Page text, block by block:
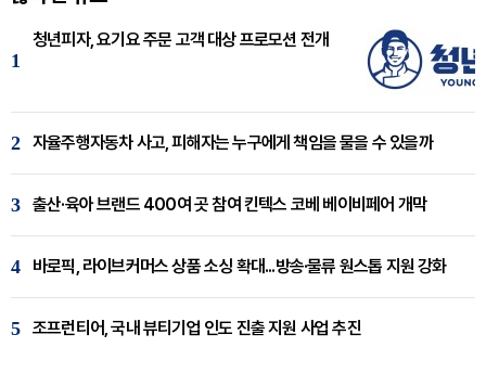
1
청년피자, 요기요 주문 고객 대상 프로모션 전개
2 자율주행자동차 사고, 피해자는 누구에게 책임을 물을 수 있을까
3 출산·육아 브랜드 400여 곳 참여 킨텍스 코베 베이비페어 개막
4 바로픽, 라이브커머스 상품 소싱 확대...방송·물류 원스톱 지원 강화
5 조프런티어, 국내 뷰티기업 인도 진출 지원 사업 추진